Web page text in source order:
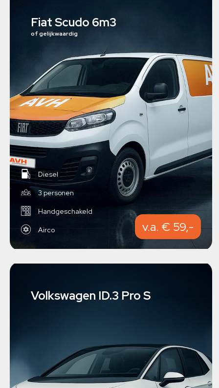
Fiat Scudo 6m3
of gelijkwaardig
Diesel
3 personen
Handgeschakeld
Airco v.a. € 59,-
Volkswagen ID.3 Pro S